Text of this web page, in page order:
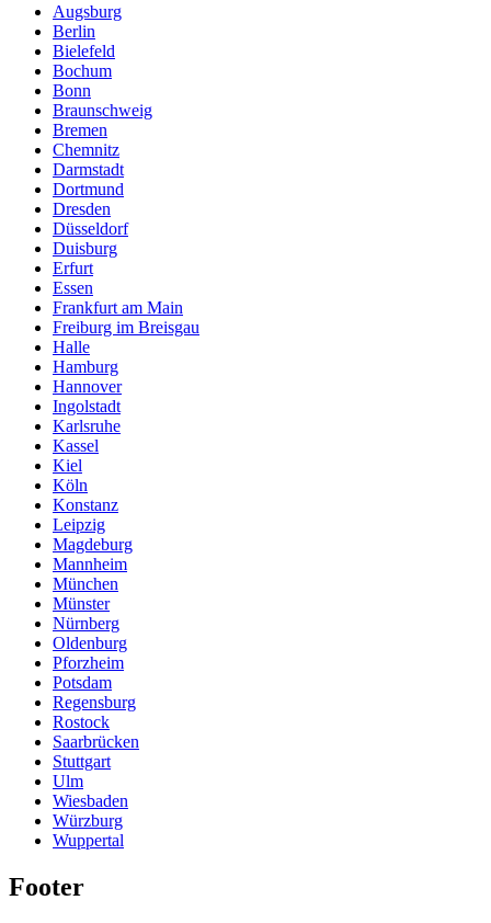
Augsburg
Berlin
Bielefeld
Bochum
Bonn
Braunschweig
Bremen
Chemnitz
Darmstadt
Dortmund
Dresden
Düsseldorf
Duisburg
Erfurt
Essen
Frankfurt am Main
Freiburg im Breisgau
Halle
Hamburg
Hannover
Ingolstadt
Karlsruhe
Kassel
Kiel
Köln
Konstanz
Leipzig
Magdeburg
Mannheim
München
Münster
Nürnberg
Oldenburg
Pforzheim
Potsdam
Regensburg
Rostock
Saarbrücken
Stuttgart
Ulm
Wiesbaden
Würzburg
Wuppertal
Footer